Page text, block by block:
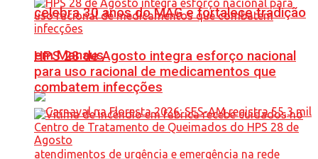
celebra 30 anos do MAG e fortalece tradição
em Manaus
HPS 28 de Agosto integra esforço nacional
para uso racional de medicamentos que
combatem infecções